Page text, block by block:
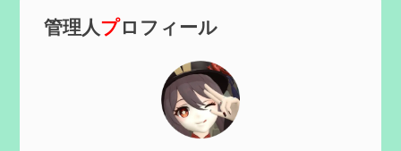
第６０回 炎神マーヴィカの性能、探索に
第５９回 アチーブメント「対決者・２」
を作成
管理人プロフィール